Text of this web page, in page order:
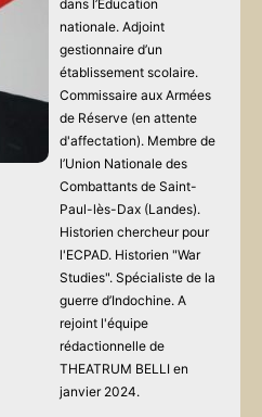
dans l’Éducation
nationale. Adjoint
gestionnaire d’un
établissement scolaire.
Commissaire aux Armées
de Réserve (en attente
d'affectation). Membre de
l’Union Nationale des
Combattants de Saint-
Paul-lès-Dax (Landes).
Historien chercheur pour
l'ECPAD. Historien "War
Studies". Spécialiste de la
guerre d’Indochine. A
rejoint l'équipe
rédactionnelle de
THEATRUM BELLI en
janvier 2024.